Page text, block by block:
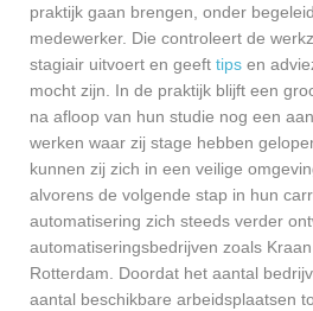
praktijk gaan brengen, onder
medewerker. Die controleert de
stagiair uitvoert en geeft tips en
mocht zijn. In de praktijk blijft een
na afloop van hun studie nog een
werken waar zij stage hebben
kunnen zij zich in een veilige
alvorens de volgende stap in hun
automatisering zich steeds verder
automatiseringsbedrijven zoals
Rotterdam. Doordat het aantal
aantal beschikbare arbeidsplaatsen